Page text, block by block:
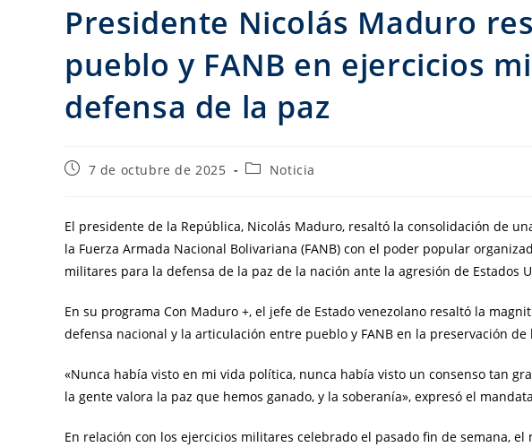
Presidente Nicolás Maduro
pueblo y FANB en ejercicios
defensa de la paz
7 de octubre de 2025 Noticia
El presidente de la República, Nicolás Maduro, resaltó la consolidación de
la Fuerza Armada Nacional Bolivariana (FANB) con el poder popular
militares para la defensa de la paz de la nación ante la agresión de Estados
En su programa Con Maduro +, el jefe de Estado venezolano resaltó la
defensa nacional y la articulación entre pueblo y FANB en la preservación de
«Nunca había visto en mi vida política, nunca había visto un consenso tan
la gente valora la paz que hemos ganado, y la soberanía», expresó el
En relación con los ejercicios militares celebrado el pasado fin de semana,